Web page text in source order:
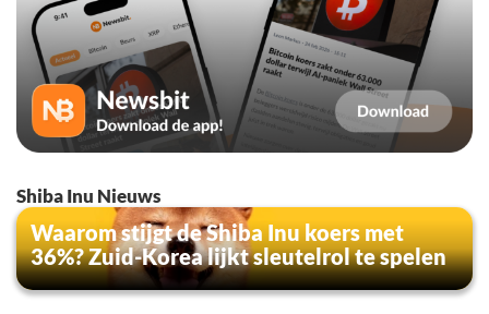
Shiba Inu Nieuws
Waarom stijgt de Shiba Inu koers met
36%? Zuid-Korea lijkt sleutelrol te spelen